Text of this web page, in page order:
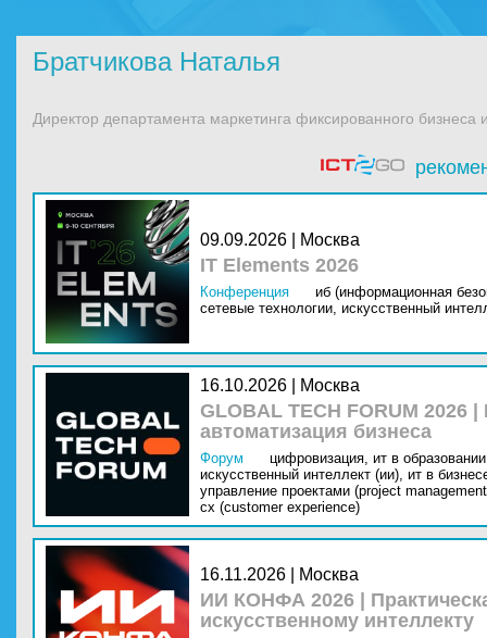
Братчикова Наталья
Директор департамента маркетинга фиксированного
09.09.2026 | Москва
IT Elements 2026
Конференция
иб (информационная
сетевые технологии, искусственный
16.10.2026 | Москва
GLOBAL TECH FORUM
автоматизация бизнеса
Форум цифровизация, ит в
искусственный интеллект (ии), ит в
управление проектами (project
cx (customer experience)
16.11.2026 | Москва
ИИ КОНФА 2026 |
искусственному интеллекту